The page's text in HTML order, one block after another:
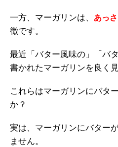
一方、マーガリンは、 あっ
徴です。
最近「バター風味の」「バ
書かれたマーガリンを良く見
これらはマーガリンにバタ
か？
実は、マーガリンにバター
ません。